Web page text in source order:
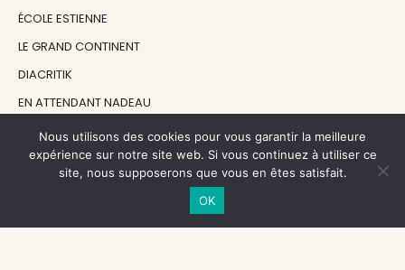
ÉCOLE ESTIENNE
LE GRAND CONTINENT
DIACRITIK
EN ATTENDANT NADEAU
NOS SOUTIENS
Nous utilisons des cookies pour vous garantir la meilleure
expérience sur notre site web. Si vous continuez à utiliser ce
site, nous supposerons que vous en êtes satisfait.
OK